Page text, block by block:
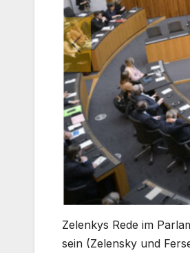
Zelenkys Rede im
sein (Zelensky und